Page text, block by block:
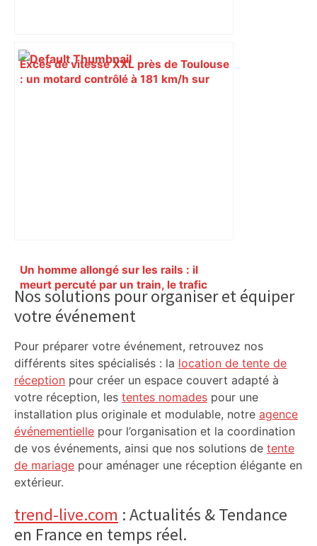
Excès de vitesse XXL près de Toulouse
: un motard contrôlé à 181 km/h sur
Un homme allongé sur les rails : il
meurt percuté par un train, le trafic
ferroviaire à l’arrêt dans le Lauragais,
au sud de Toulouse – ladepeche.fr
Primary
Sidebar
Nos solutions pour organiser et équiper
votre événement
Pour préparer votre événement, retrouvez nos
différents sites spécialisés : la location de tente de
réception pour créer un espace couvert adapté à
votre réception, les tentes nomades pour une
installation plus originale et modulable, notre agence
événementielle pour l’organisation et la coordination
de vos événements, ainsi que nos solutions de tente
de mariage pour aménager une réception élégante en
extérieur.
trend-live.com : Actualités & Tendance
en France en temps réel.